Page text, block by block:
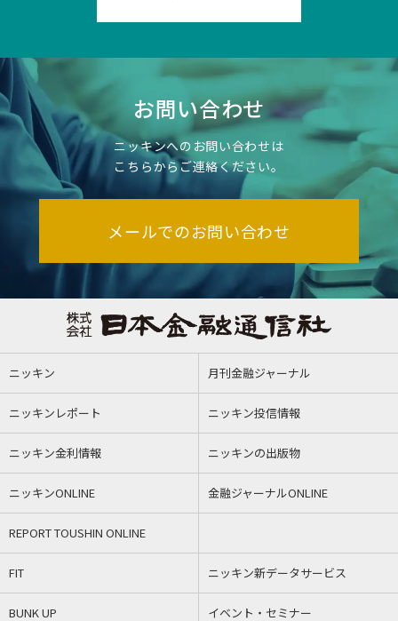
お問い合わせ
ニッキンへのお問い合わせは
こちらからご連絡ください。
メールでのお問い合わせ
ニッキン 月刊金融ジャーナル
ニッキンレポート ニッキン投信情報
ニッキン金利情報 ニッキンの出版物
ニッキンONLINE 金融ジャーナルONLINE
REPORT TOUSHIN ONLINE
FIT ニッキン新データサービス
BUNK UP イベント・セミナー